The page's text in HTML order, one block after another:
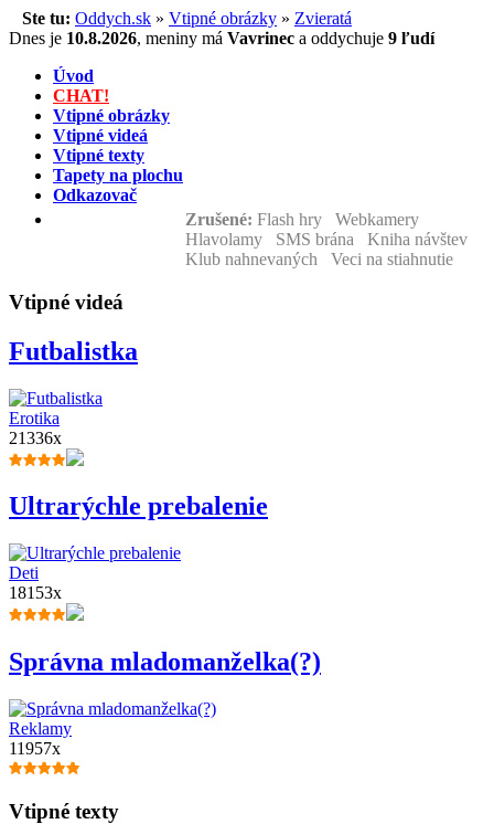
Ste tu: Oddych.sk » Vtipné obrázky » Zvieratá
Dnes je 10.8.2026, meniny má Vavrinec a oddychuje 9 ľudí
Úvod
CHAT!
Vtipné obrázky
Vtipné videá
Vtipné texty
Tapety na plochu
Odkazovač
Zrušené: Flash hry Webkamery
Hlavolamy SMS brána Kniha návštev
Klub nahnevaných Veci na stiahnutie
Vtipné videá
Futbalistka
Erotika
21336x
Ultrarýchle prebalenie
Deti
18153x
Správna mladomanželka(?)
Reklamy
11957x
Vtipné texty